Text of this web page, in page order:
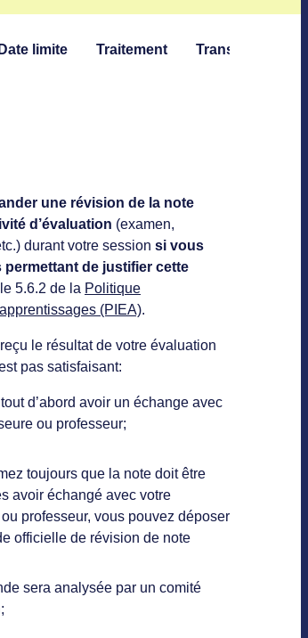
Date limite Traitement Transmission
une révision de la note
d’évaluation (examen,
durant votre session si vous
permettant de justifier cette
5.6.2 de la Politique
(PIEA).
le résultat de votre évaluation
pas satisfaisant:
d’abord avoir un échange avec
ou professeur;
toujours que la note doit être
avoir échangé avec votre
professeur, vous pouvez déposer
officielle de révision de note
sera analysée par un comité